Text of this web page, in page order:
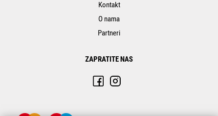
Kontakt
O nama
Partneri
ZAPRATITE NAS